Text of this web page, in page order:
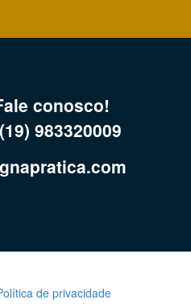
conosco!
983320009
de privacidade